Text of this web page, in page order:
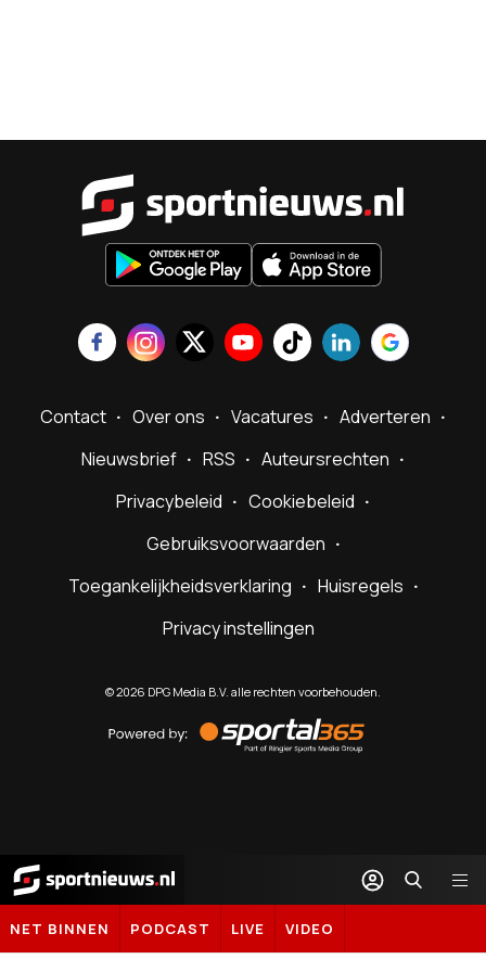
Contact Over ons Vacatures
Adverteren
Nieuwsbrief
RSS
Auteursrechten
Privacybeleid
Cookiebeleid
Gebruiksvoorwaarden
Toegankelijkheidsverklaring
Huisregels
Privacy instellingen
©2026 DPG Media B.V. alle rechten voorbehouden.
by
Sportal365
Sportnieuws.nl
NET BINNEN PODCAST LIVE VIDEO